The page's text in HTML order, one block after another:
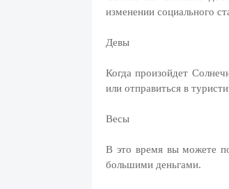
изменении социального
Девы
Когда произойдет
или отправиться в
Весы
В это время вы можете
большими деньгами.